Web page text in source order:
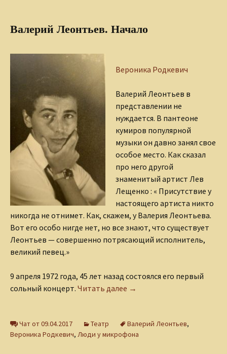
Валерий Леонтьев. Начало
Вероника Родкевич
Валерий Леонтьев в
представлении не
нуждается. В пантеоне
кумиров популярной
музыки он давно занял свое
особое место. Как сказал
про него другой
знаменитый артист Лев
Лещенко : « Присутствие у
настоящего артиста никто
никогда не отнимет. Как, скажем, у Валерия Леонтьева.
Вот его особо нигде нет, но все знают, что существует
Леонтьев — совершенно потрясающий исполнитель,
великий певец.»
9 апреля 1972 года, 45 лет назад состоялся его первый
сольный концерт. Читать далее Валерий Леонтьев. Начало
→
Чат от 09.04.2017 Театр Валерий Леонтьев,
Вероника Родкевич, Люди у микрофона